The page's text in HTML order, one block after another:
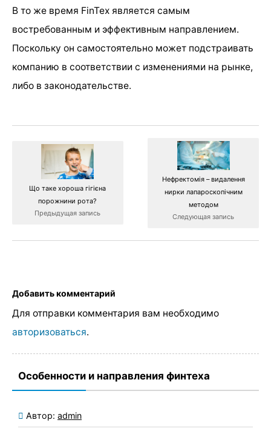
В то же время FinTex является самым
востребованным и эффективным направлением.
Поскольку он самостоятельно может подстраивать
компанию в соответствии с изменениями на рынке,
либо в законодательстве.
Що таке хороша гігієна
порожнини рота?
Предыдущая запись
Нефректомія – видалення
нирки лапароскопічним
методом
Следующая запись
Добавить комментарий
Для отправки комментария вам необходимо
авторизоваться.
Особенности и направления финтеха
Автор: admin